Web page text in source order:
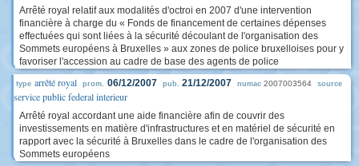
Arrêté royal relatif aux modalités d'octroi en 2007 d'une intervention
financière à charge du « Fonds de financement de certaines dépenses
effectuées qui sont liées à la sécurité découlant de l'organisation des
Sommets européens à Bruxelles » aux zones de police bruxelloises pour y
favoriser l'accession au cadre de base des agents de police
type arrêté royal prom. 06/12/2007 pub. 21/12/2007 numac 2007003564 source
service public federal interieur
Arrêté royal accordant une aide financière afin de couvrir des
investissements en matière d'infrastructures et en matériel de sécurité en
rapport avec la sécurité à Bruxelles dans le cadre de l'organisation des
Sommets européens